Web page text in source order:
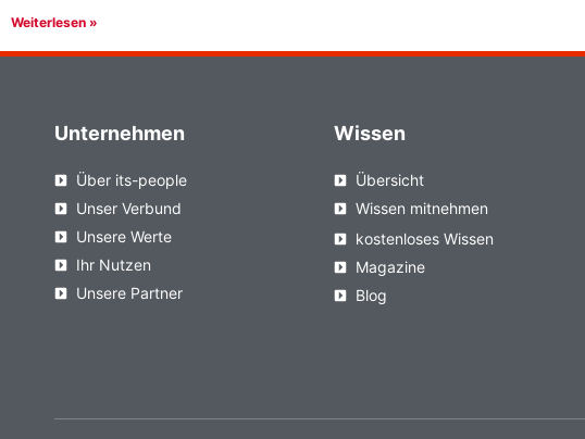
Weiterlesen »
Unternehmen
Über its-people
Unser Verbund
Unsere Werte
Ihr Nutzen
Unsere Partner
Wissen
Übersicht
Wissen mitnehmen
kostenloses Wissen
Magazine
Blog